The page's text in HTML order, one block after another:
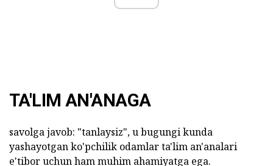
TA'LIM AN'ANAGA
savolga javob: "tanlaysiz", u bugungi kunda
yashayotgan ko'pchilik odamlar ta'lim an'analari
e'tibor uchun ham muhim ahamiyatga ega.